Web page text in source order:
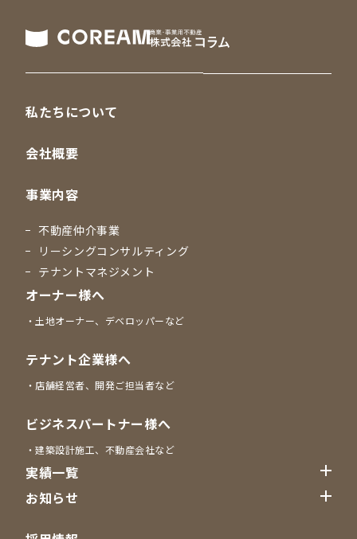
私たちについて
会社概要
事業内容
不動産仲介事業
リーシングコンサルティング
テナントマネジメント
オーナー様へ
土地オーナー、デベロッパーなど
テナント企業様へ
店舗経営者、開発ご担当者など
ビジネスパートナー様へ
建築設計施工、不動産会社など
実績一覧
お知らせ